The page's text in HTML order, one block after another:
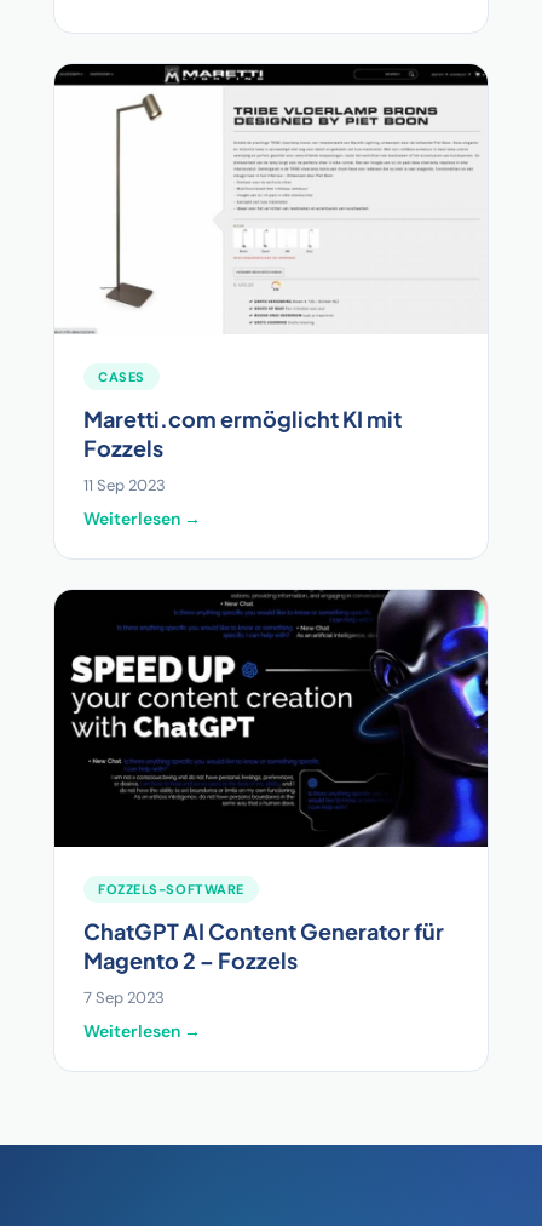
CASES
Maretti.com ermöglicht KI mit
Fozzels
11 Sep 2023
Weiterlesen →
FOZZELS-SOFTWARE
ChatGPT AI Content Generator für
Magento 2 – Fozzels
7 Sep 2023
Weiterlesen →